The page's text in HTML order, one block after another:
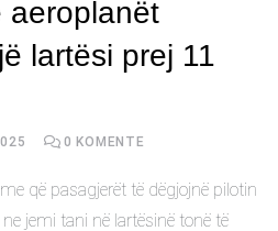
aeroplanët
lartësi prej 11
0 KOMENTE
që pasagjerët të dëgjojnë pilotin
jemi tani në lartësinë tonë të